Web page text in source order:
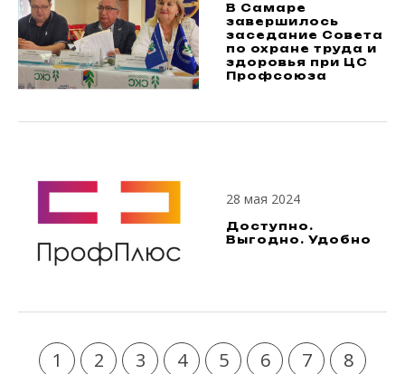
В Самаре
завершилось
заседание Совета
по охране труда и
здоровья при ЦС
Профсоюза
28 мая 2024
Доступно.
Выгодно. Удобно
1 2 3 4 5 6 7
8